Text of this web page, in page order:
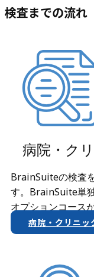
検査までの流れ
病院・ク
BrainSuiteの検査
す。BrainSuite単
オプションコース
病院・クリニッ